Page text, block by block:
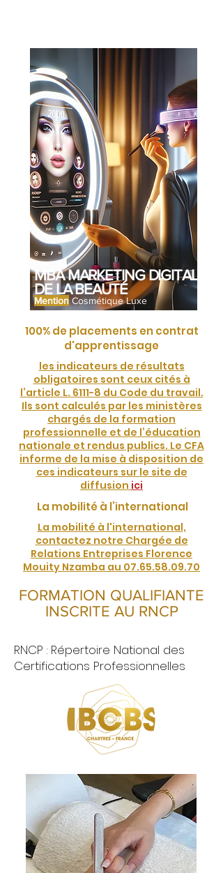
MBA MARKETING DIGITAL
DE LA BEAUTÉ
Mention Cosmétique Luxe
100% de placements en contrat
d'apprentissage
les indicateurs de résultats
obligatoires sont ceux cités à
l’article L. 6111-8 du Code du travail.
Ils sont calculés par les ministères
chargés de la formation
professionnelle et de l’éducation
nationale et rendus publics. Le CFA
informe de la mise à disposition de
ces indicateurs sur le site de
diffusion ici
La mobilité à l’international
La mobilité à l'international,
contactez notre Chargée de
Relations Entreprises Florence
Mouity Nzamba au 07.65.58.09.70
FORMATION QUALIFIANTE
INSCRITE AU RNCP
RNCP : Répertoire National des
Certifications Professionnelles